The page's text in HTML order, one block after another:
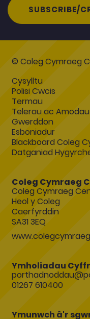
SUBSCRIBE/
© Coleg Cymraeg
Cysylltu
Polisi Cwcis
Termau
Telerau ac Amodau
Gwerddon
Esboniadur
Blackboard Coleg
Datganiad
Coleg Cymraeg
Coleg Cymraeg
Heol y Coleg
Caerfyrddin
SA31 3EQ
Ymholiadau
01267 610400
Ymunwch â'r